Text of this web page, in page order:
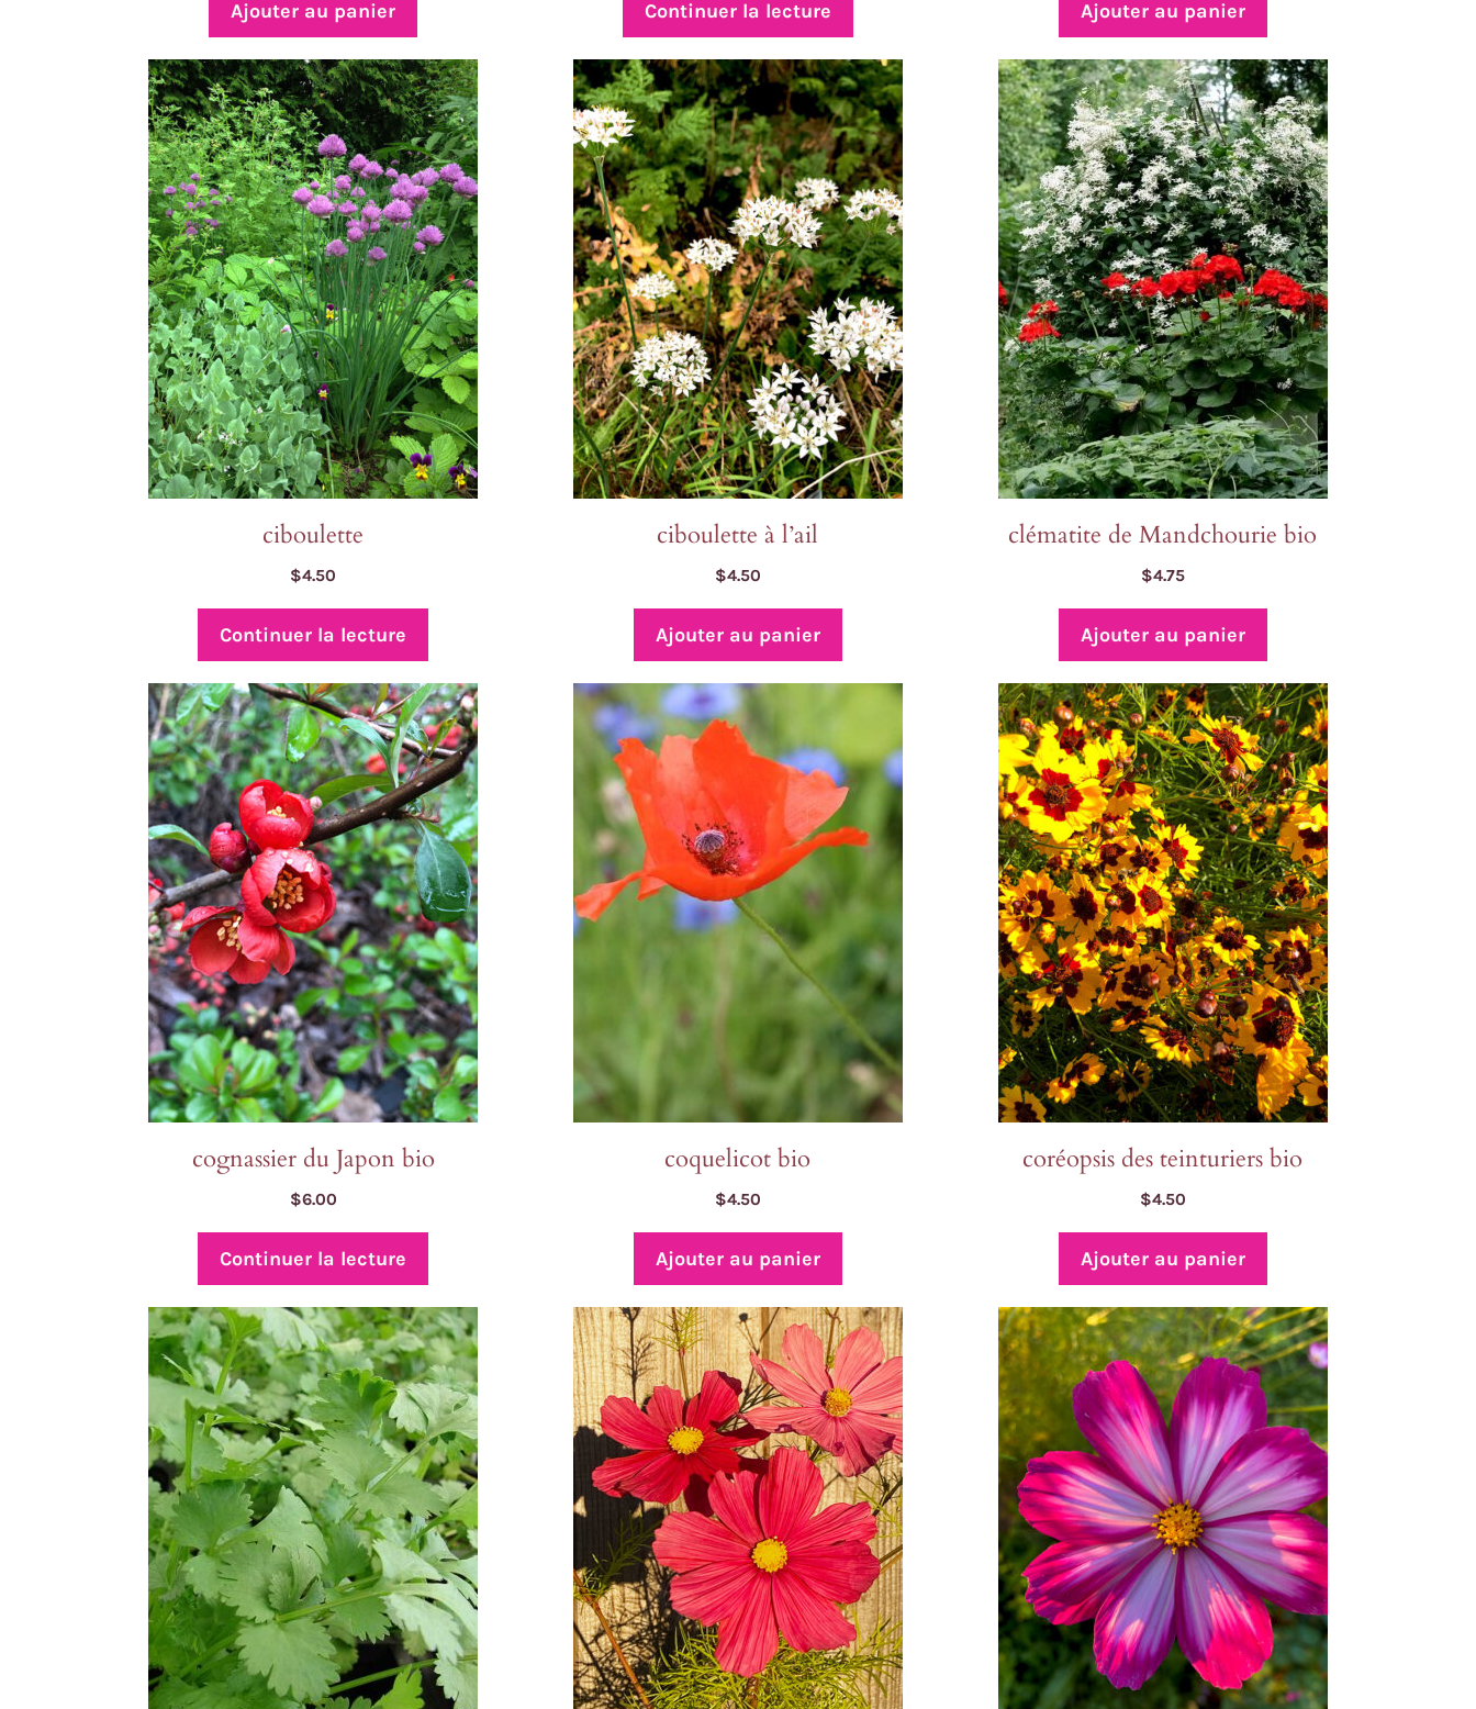
Ajouter au panier Continuer la lecture Ajouter au panier
ciboulette
$4.50
Continuer la lecture
ciboulette à l’ail
$4.50
Ajouter au panier
clématite de Mandchourie bio
$4.75
Ajouter au panier
cognassier du Japon bio
$6.00
Continuer la lecture
coquelicot bio
$4.50
Ajouter au panier
coréopsis des teinturiers bio
$4.50
Ajouter au panier